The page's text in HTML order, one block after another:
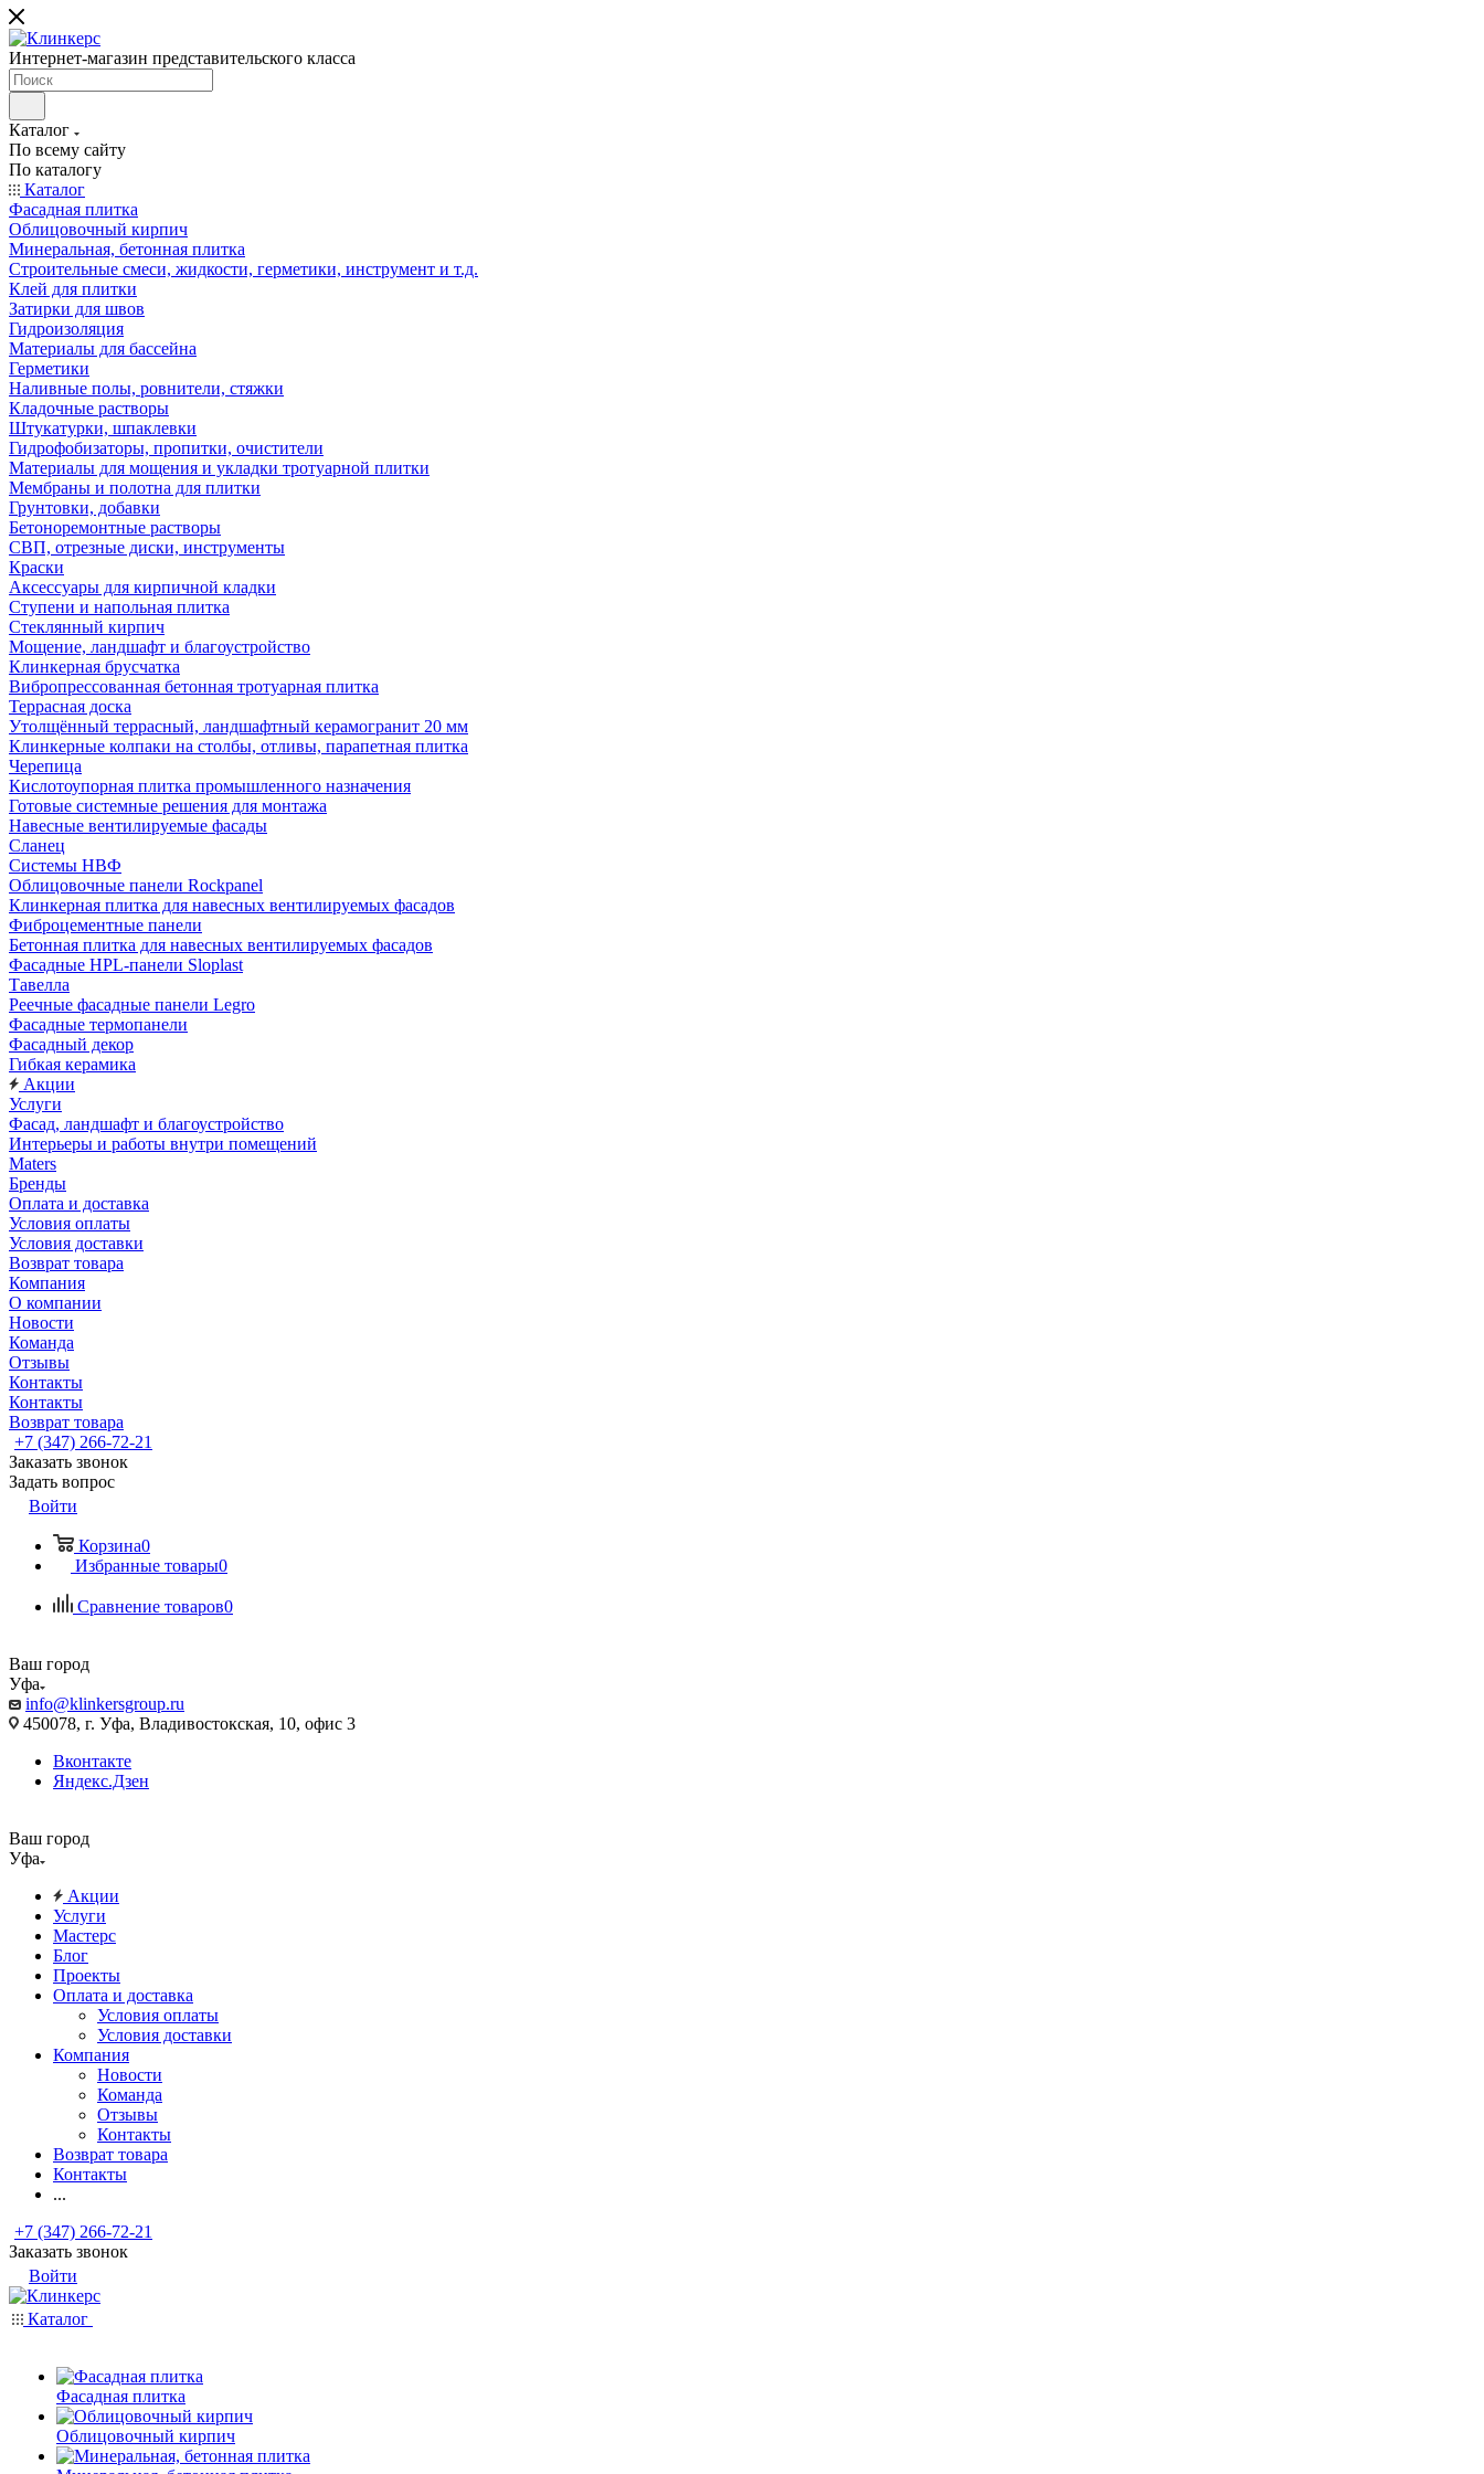
Интернет-магазин представительского класса
Каталог
По всему сайту
По каталогу
Каталог
Фасадная плитка
Облицовочный кирпич
Минеральная, бетонная плитка
Строительные смеси, жидкости, герметики, инструмент и т.д.
Клей для плитки
Затирки для швов
Гидроизоляция
Материалы для бассейна
Герметики
Наливные полы, ровнители, стяжки
Кладочные растворы
Штукатурки, шпаклевки
Гидрофобизаторы, пропитки, очистители
Материалы для мощения и укладки тротуарной плитки
Мембраны и полотна для плитки
Грунтовки, добавки
Бетоноремонтные растворы
СВП, отрезные диски, инструменты
Краски
Аксессуары для кирпичной кладки
Ступени и напольная плитка
Cтеклянный кирпич
Мощение, ландшафт и благоустройство
Клинкерная брусчатка
Вибропрессованная бетонная тротуарная плитка
Террасная доска
Утолщённый террасный, ландшафтный керамогранит 20 мм
Клинкерные колпаки на столбы, отливы, парапетная плитка
Черепица
Кислотоупорная плитка промышленного назначения
Готовые системные решения для монтажа
Навесные вентилируемые фасады
Сланец
Системы НВФ
Облицовочные панели Rockpanel
Клинкерная плитка для навесных вентилируемых фасадов
Фиброцементные панели
Бетонная плитка для навесных вентилируемых фасадов
Фасадные HPL-панели Sloplast
Тавелла
Реечные фасадные панели Legro
Фасадные термопанели
Фасадный декор
Гибкая керамика
Акции
Услуги
Фасад, ландшафт и благоустройство
Интерьеры и работы внутри помещений
Maters
Бренды
Оплата и доставка
Условия оплаты
Условия доставки
Возврат товара
Компания
О компании
Новости
Команда
Отзывы
Контакты
Контакты
Возврат товара
+7 (347) 266-72-21
Заказать звонок
Задать вопрос
Войти
Корзина0
Избранные товары0
Сравнение товаров0
Ваш город
Уфа
info@klinkersgroup.ru
450078, г. Уфа, Владивостокская, 10, офис 3
Вконтакте
Яндекс.Дзен
Ваш город
Уфа
Акции
Услуги
Мастерс
Блог
Проекты
Оплата и доставка
Условия оплаты
Условия доставки
Компания
Новости
Команда
Отзывы
Контакты
Возврат товара
Контакты
...
+7 (347) 266-72-21
Заказать звонок
Войти
Каталог
Фасадная плитка
Облицовочный кирпич